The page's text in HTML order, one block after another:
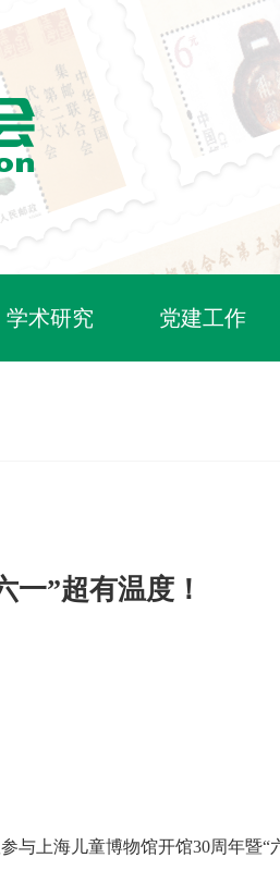
学术研究 党建工作
一”超有温度！
上海儿童博物馆开馆30周年暨“